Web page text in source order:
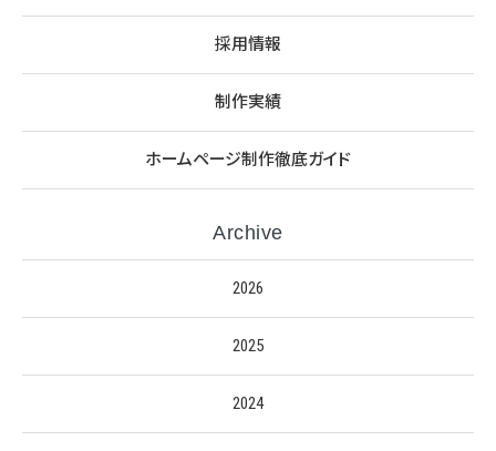
採用情報
制作実績
ホームページ制作徹底ガイド
Archive
2026
2025
2024